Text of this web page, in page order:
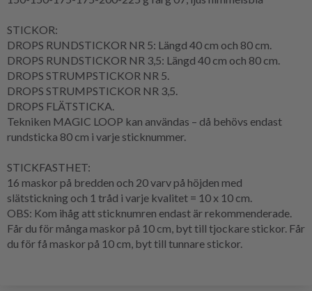
STICKOR:
DROPS RUNDSTICKOR NR 5: Längd 40 cm och 80 cm.
DROPS RUNDSTICKOR NR 3,5: Längd 40 cm och 80 cm.
DROPS STRUMPSTICKOR NR 5.
DROPS STRUMPSTICKOR NR 3,5.
DROPS FLÄTSTICKA.
Tekniken MAGIC LOOP kan användas – då behövs endast
rundsticka 80 cm i varje sticknummer.
STICKFASTHET:
16 maskor på bredden och 20 varv på höjden med
slätstickning och 1 tråd i varje kvalitet = 10 x 10 cm.
OBS: Kom ihåg att sticknumren endast är rekommenderade.
Får du för många maskor på 10 cm, byt till tjockare stickor. Får
du för få maskor på 10 cm, byt till tunnare stickor.